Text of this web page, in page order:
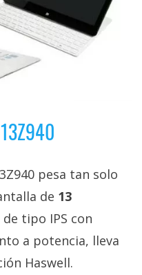
pesa tan solo
de 13
tipo IPS con
a potencia, lleva
Haswell.